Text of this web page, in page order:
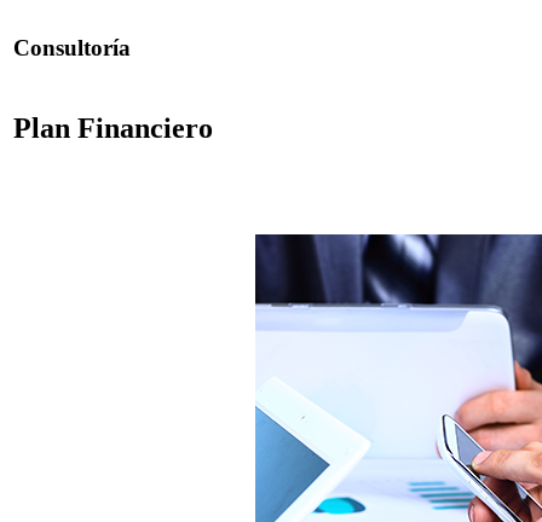
Consultoría
Plan Financiero